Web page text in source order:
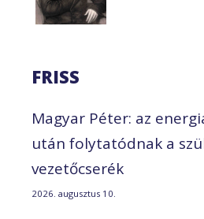
FRISS
Magyar Péter: az
után folytatódnak a
vezetőcserék
2026. augusztus 10.